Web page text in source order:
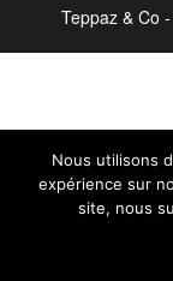
Teppaz & Co
Nous utilisons
expérience sur
site, nous